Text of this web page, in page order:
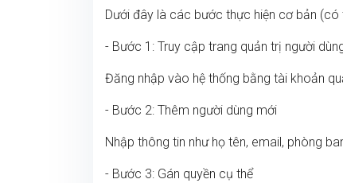
Dưới đây là các bước thực hiện cơ bản
- Bước 1: Truy cập trang quản trị người
Đăng nhập vào hệ thống bằng tài khoản
- Bước 2: Thêm người dùng mới
Nhập thông tin như họ tên, email, phòng
- Bước 3: Gán quyền cụ thể